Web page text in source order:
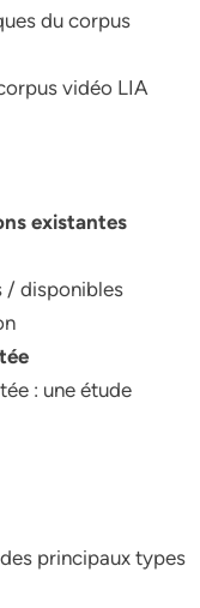
du corpus
vidéo LIA
existantes
/ disponibles
: une étude
principaux types